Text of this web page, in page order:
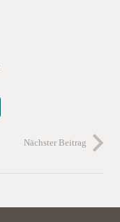
Nächster Beitrag